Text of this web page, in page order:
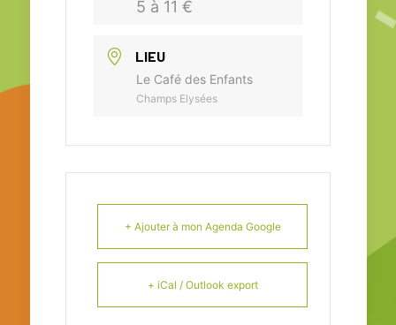
5 à 11 €
LIEU
Le Café des Enfants
Champs Elysées
+ Ajouter à mon Agenda Google
+ iCal / Outlook export